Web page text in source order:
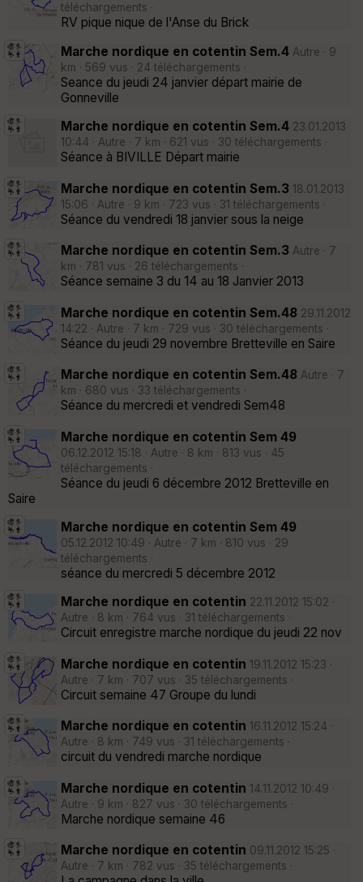
téléchargements ·
RV pique nique de l'Anse du Brick
Marche nordique en cotentin Sem.4 Autre · 9
km · 569 vus · 24 téléchargements ·
Seance du jeudi 24 janvier départ mairie de
Gonneville
Marche nordique en cotentin Sem.4 23.01.2013
10:44 · Autre · 7 km · 621 vus · 30 téléchargements ·
Séance à BIVILLE Départ mairie
Marche nordique en cotentin Sem.3 18.01.2013
15:06 · Autre · 9 km · 723 vus · 31 téléchargements ·
Séance du vendredi 18 janvier sous la neige
Marche nordique en cotentin Sem.3 Autre · 7
km · 781 vus · 26 téléchargements ·
Séance semaine 3 du 14 au 18 Janvier 2013
Marche nordique en cotentin Sem.48 29.11.2012
14:22 · Autre · 7 km · 729 vus · 30 téléchargements ·
Séance du jeudi 29 novembre Bretteville en Saire
Marche nordique en cotentin Sem.48 Autre · 7
km · 680 vus · 33 téléchargements ·
Séance du mercredi et vendredi Sem48
Marche nordique en cotentin Sem 49
06.12.2012 15:18 · Autre · 8 km · 813 vus · 45
téléchargements ·
Séance du jeudi 6 décembre 2012 Bretteville en
Saire
Marche nordique en cotentin Sem 49
05.12.2012 10:49 · Autre · 7 km · 810 vus · 29
téléchargements ·
séance du mercredi 5 décembre 2012
Marche nordique en cotentin 22.11.2012 15:02 ·
Autre · 8 km · 764 vus · 31 téléchargements ·
Circuit enregistre marche nordique du jeudi 22 nov
Marche nordique en cotentin 19.11.2012 15:23 ·
Autre · 7 km · 707 vus · 35 téléchargements ·
Circuit semaine 47 Groupe du lundi
Marche nordique en cotentin 16.11.2012 15:24 ·
Autre · 8 km · 749 vus · 31 téléchargements ·
circuit du vendredi marche nordique
Marche nordique en cotentin 14.11.2012 10:49 ·
Autre · 9 km · 827 vus · 30 téléchargements ·
Marche nordique semaine 46
Marche nordique en cotentin 09.11.2012 15:25 ·
Autre · 7 km · 782 vus · 35 téléchargements ·